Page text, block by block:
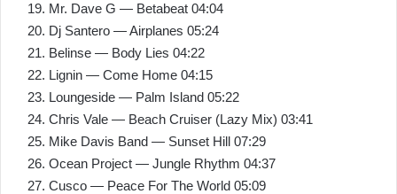
19. Mr. Dave G — Betabeat 04:04
20. Dj Santero — Airplanes 05:24
21. Belinse — Body Lies 04:22
22. Lignin — Come Home 04:15
23. Loungeside — Palm Island 05:22
24. Chris Vale — Beach Cruiser (Lazy Mix) 03:41
25. Mike Davis Band — Sunset Hill 07:29
26. Ocean Project — Jungle Rhythm 04:37
27. Cusco — Peace For The World 05:09